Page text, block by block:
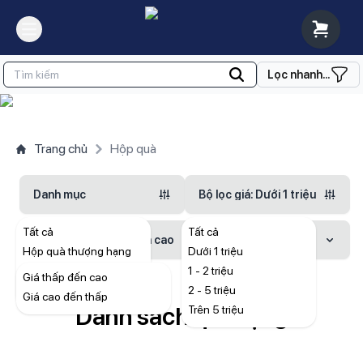
Lọc nhanh...
Trang chủ Hộp quà
Danh mục
Tất cả
Hộp quà thượng hạng
Hộp quà phổ thông
Hộp quà tiêu chuẩn
Bộ lọc giá: Dưới 1 triệu
Tất cả
Dưới 1 triệu
1 - 2 triệu
2 - 5 triệu
Trên 5 triệu
Sắp xếp : Giá thấp đến cao
Giá thấp đến cao
Giá cao đến thấp
Danh sách quà tặng